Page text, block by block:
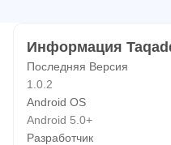
Информация
Последняя Версия
1.0.2
Android OS
Android 5.0+
Разработчик